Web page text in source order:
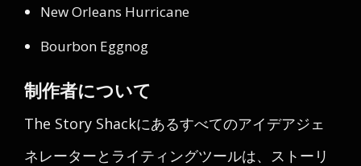
New Orleans Hurricane
Bourbon Eggnog
制作者について
The Story Shackにあるすべてのアイデアジェ
ネレーターとライティングツールは、ストーリ